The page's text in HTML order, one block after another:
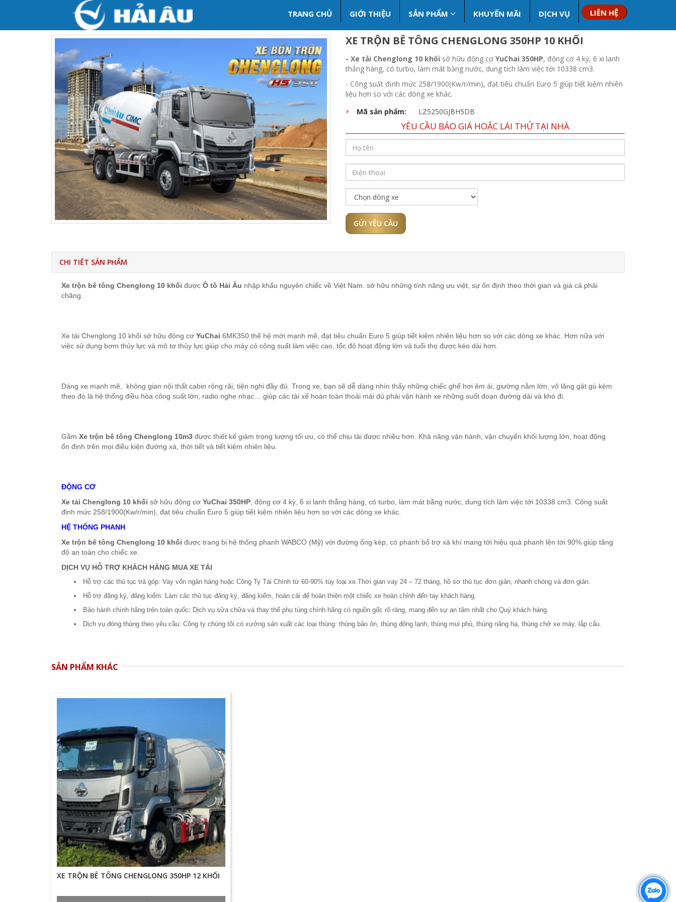
TRANG CHỦ GIỚI THIỆU SẢN PHẨM KHUYẾN MÃI DỊCH VỤ LIÊN HỆ
Trang chủ Sản phẩm XE TRỘN BÊ TÔNG
XE TRỘN BÊ TÔNG CHENGLONG 350HP 10 KHỐI
- Xe tải Chenglong 10 khối sở hữu động cơ YuChai 350HP, động cơ 4 kỳ, 6 xi lanh
thẳng hàng, có turbo, làm mát bằng nước, dung tích làm việc tới 10338 cm3.
- Công suất định mức 258/1900(Kw/r/min), đạt tiêu chuẩn Euro 5 giúp tiết kiệm nhiên
liệu hơn so với các dòng xe khác.
Mã sản phẩm:
LZ5250GJBH5DB
YÊU CẦU BÁO GIÁ HOẶC LÁI THỬ TẠI NHÀ
GỬI YÊU CẦU
CHI TIẾT SẢN PHẨM
Xe trộn bê tông Chenglong 10 khối được Ô tô Hải Âu nhập khẩu nguyên chiếc về Việt Nam. sở hữu những tính năng ưu việt, sự ổn định theo thời gian và giá cả phải
chăng.
Xe tải Chenglong 10 khối sở hữu động cơ YuChai 6MK350 thế hệ mới mạnh mẽ, đạt tiêu chuẩn Euro 5 giúp tiết kiệm nhiên liệu hơn so với các dòng xe khác. Hơn nữa với
việc sử dụng bơm thủy lực và mô tơ thủy lực giúp cho máy có công suất làm việc cao, tốc độ hoạt động lớn và tuổi thọ được kéo dài hơn.
Dáng xe mạnh mẽ, không gian nội thất cabin rộng rãi, tiện nghi đầy đủ. Trong xe, bạn sẽ dễ dàng nhìn thấy những chiếc ghế hơi êm ái, giường nằm lớn, vô lăng gật gù kèm
theo đó là hệ thống điều hòa công suất lớn, radio nghe nhạc… giúp các tài xế hoàn toàn thoải mái dù phải vận hành xe những suốt đoạn đường dài và khó đi.
Gầm Xe trộn bê tông Chenglong 10m3 được thiết kế giảm trọng lượng tối ưu, có thể chịu tải được nhiều hơn. Khả năng vận hành, vận chuyển khối lượng lớn, hoạt động
ổn định trên mọi điều kiện đường xá, thời tiết và tiết kiệm nhiên liệu.
ĐỘNG CƠ
Xe tải Chenglong 10 khối sở hữu động cơ YuChai 350HP , động cơ 4 kỳ, 6 xi lanh thẳng hàng, có turbo, làm mát bằng nước, dung tích làm việc tới 10338 cm3. Công suất
định mức 258/1900(Kw/r/min), đạt tiêu chuẩn Euro 5 giúp tiết kiệm nhiên liệu hơn so với các dòng xe khác.
HỆ THỐNG PHANH
Xe trộn bê tông Chenglong 10 khối được trang bị hệ thống phanh WABCO (Mỹ) với đường ống kép, có phanh bổ trợ xả khí mang tới hiệu quả phanh lên tới 90% giúp tăng
độ an toàn cho chiếc xe.
DỊCH VỤ HỖ TRỢ KHÁCH HÀNG MUA XE TẢI
Hỗ trợ các thủ tục trả góp: Vay vốn ngân hàng hoặc Công Ty Tài Chính từ 60-90% tùy loại xe.Thời gian vay 24 – 72 tháng, hồ sơ thủ tục đơn giản, nhanh chóng và đơn giản.
Hỗ trợ đăng ký, đăng kiểm: Làm các thủ tục đăng ký, đăng kiểm, hoán cải để hoàn thiện một chiếc xe hoàn chỉnh đến tay khách hàng.
Bảo hành chính hãng trên toàn quốc: Dịch vụ sửa chữa và thay thế phụ tùng chính hãng có nguồn gốc rõ ràng, mang đến sự an tâm nhất cho Quý khách hàng.
Dịch vụ đóng thùng theo yêu cầu: Công ty chúng tôi có xưởng sản xuất các loại thùng: thùng bảo ôn, thùng đông lạnh, thùng mui phủ, thùng nâng hạ, thùng chở xe máy, lắp cẩu.
SẢN PHẨM KHÁC
XE TRỘN BÊ TÔNG CHENGLONG 350HP 12 KHỐI